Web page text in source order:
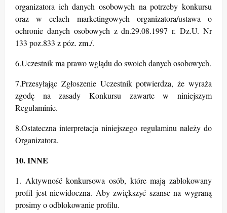
organizatora ich danych osobowych na potrzeby konkursu
oraz w celach marketingowych organizatora/ustawa o
ochronie danych osobowych z dn.29.08.1997 r. Dz.U. Nr
133 poz.833 z póz. zm./.
6.Uczestnik ma prawo wglądu do swoich danych osobowych.
7.Przesyłając Zgłoszenie Uczestnik potwierdza, że wyraża
zgodę na zasady Konkursu zawarte w niniejszym
Regulaminie.
8.Ostateczna interpretacja niniejszego regulaminu należy do
Organizatora.
10. INNE
1. Aktywność konkursowa osób, które mają zablokowany
profil jest niewidoczna. Aby zwiększyć szanse na wygraną
prosimy o odblokowanie profilu.